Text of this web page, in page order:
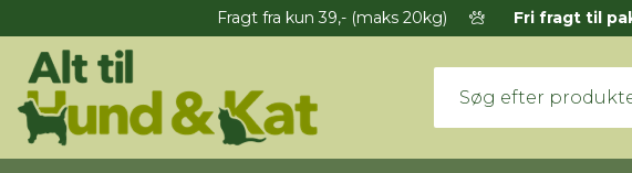
Fragt fra kun 39,- (maks 20kg) Fri fragt til